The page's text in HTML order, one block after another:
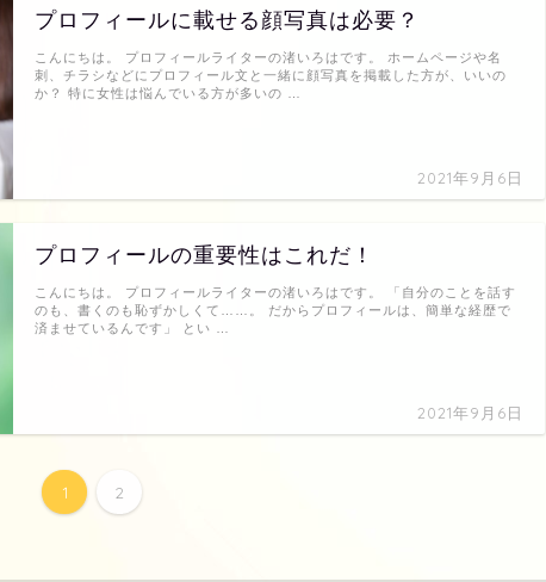
プロフィールに載せる顔写真は必要？
2021年9月6日
こんにちは。 プロフィールライターの渚いろはです。 ホームページや名
刺、チラシなどにプロフィール文と一緒に顔写真を掲載した方が、いいの
か？ 特に女性は悩んでいる方が多いの …
プロフィールの重要性はこれだ！
2021年9月6日
こんにちは。 プロフィールライターの渚いろはです。 「自分のことを話す
のも、書くのも恥ずかしくて……。 だからプロフィールは、簡単な経歴で
済ませているんです」 とい …
1 2